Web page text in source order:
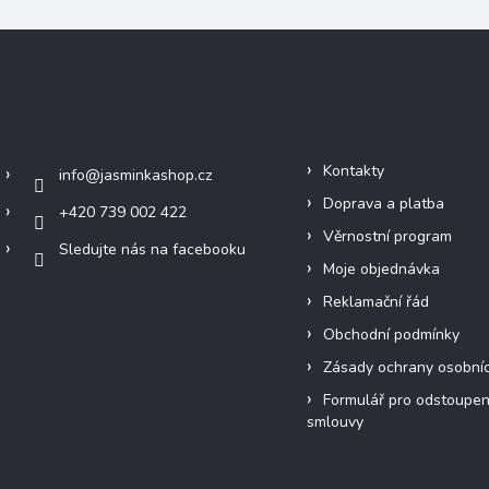
info@jasminkashop.cz
+420 739 002 422
Sledujte nás na facebooku
Kontakty
Doprava a platba
Věrnostní program
Moje objednávka
Reklamační řád
Obchodní podmínky
Zásady ochrany
Formulář pro
smlouvy